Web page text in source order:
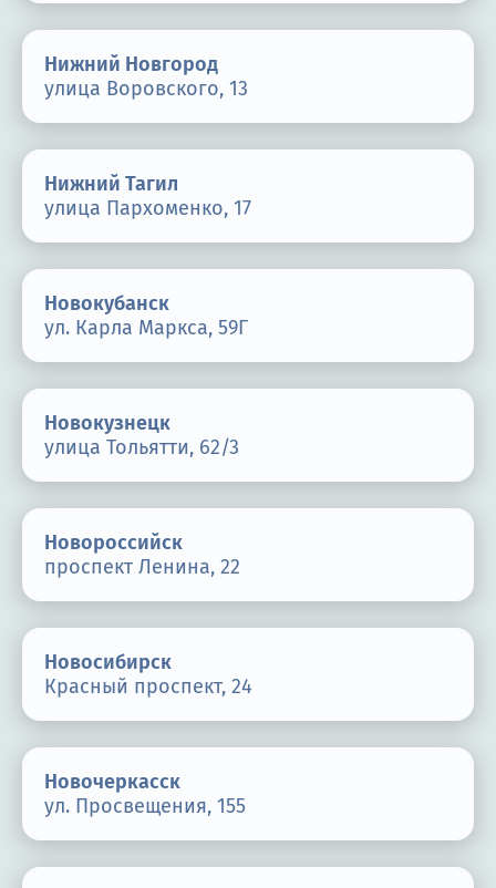
Нижний Новгород
улица Воровского, 13
Нижний Тагил
улица Пархоменко, 17
Новокубанск
ул. Карла Маркса, 59Г
Новокузнецк
улица Тольятти, 62/3
Новороссийск
проспект Ленина, 22
Новосибирск
Красный проспект, 24
Новочеркасск
ул. Просвещения, 155